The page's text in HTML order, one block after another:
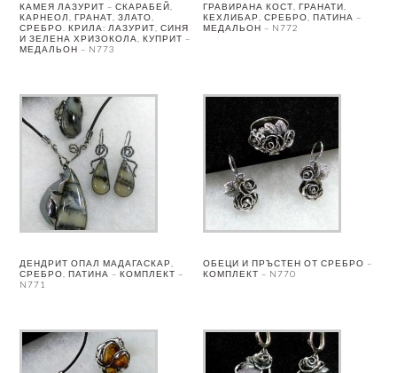
КАМЕЯ ЛАЗУРИТ – СКАРАБЕЙ,
КАРНЕОЛ, ГРАНАТ, ЗЛАТО,
СРЕБРО. КРИЛА: ЛАЗУРИТ, СИНЯ
И ЗЕЛЕНА ХРИЗОКОЛА, КУПРИТ –
МЕДАЛЬОН – N773
ГРАВИРАНА КОСТ, ГРАНАТИ,
КЕХЛИБАР, СРЕБРО, ПАТИНА –
МЕДАЛЬОН – N772
ДЕНДРИТ ОПАЛ МАДАГАСКАР,
СРЕБРО, ПАТИНА – КОМПЛЕКТ –
N771
ОБЕЦИ И ПРЪСТЕН ОТ СРЕБРО –
КОМПЛЕКТ – N770